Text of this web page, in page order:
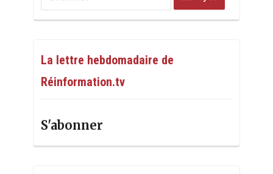
La lettre hebdomadaire de
Réinformation.tv
S'abonner